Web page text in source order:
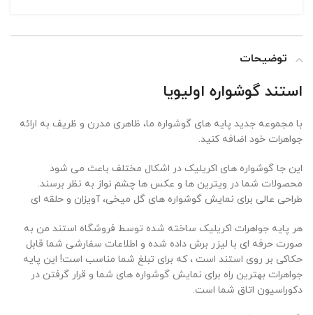
توضیحات
استند گوشواره اولیویا
با مجموعه جدید پایه های گوشواره ما، ظاهری مدرن و ظریف به ارائه
جواهرات خود اضافه کنید.
این جا گوشواره های اکریلیک در اشکال مختلف باعث می شود
محصولات شما در ویترین ها و عکس ها چشم نواز به نظر برسند.
طراحی عالی برای نمایش گوشواره های گل میخی، آویزان و حلقه ای
هر پایه جواهرات اکریلیک ساخته شده توسط فروشگاه استند من به
صورت حرفه ای با لیزر برش داده شده و اطلاعات سفارشی شما قابل
حکاکی بر روی استند است ، که برای تبلغ شما مناسب است! این پایه
جواهرات بهترین راه برای نمایش گوشواره های شما و قرار گرفتن در
دکوراسیون اتاق شما است.